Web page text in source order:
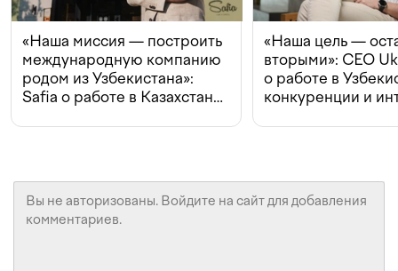
«Наша миссия — построить
международную компанию
родом из Узбекистана»:
Safia о работе в Казахстане,
«Наша цель —
вторыми»: CEO
о работе в
конкуренции и